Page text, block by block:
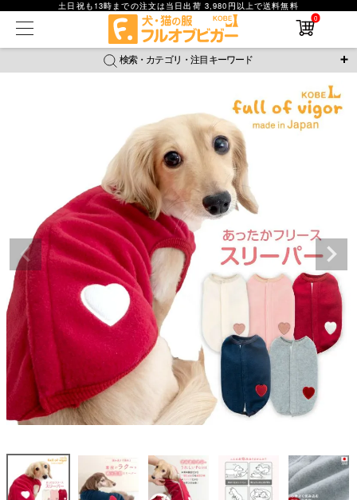
土日祝も13時までの注文は当日出荷 3,980円以上で送料無料
0
検索・カテゴリ・注目キーワード
腹巻 撥水レイン ラッシュガード
おそろコーデ 背中開きアイテム
新作アイテム
返品・交換について ご利用ガイド
詳細検索
在庫なし商品
在庫なし商品を表示しない
並び順
新着順
価格が安い順
価格が高い順
レビュー数順
検索